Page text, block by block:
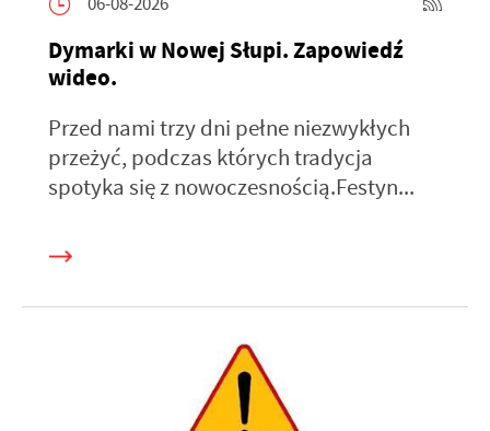
Dymarki w Nowej Słupi. Zapowiedź
wideo.
Przed nami trzy dni pełne niezwykłych
przeżyć, podczas których tradycja
spotyka się z nowoczesnością.Festyn...